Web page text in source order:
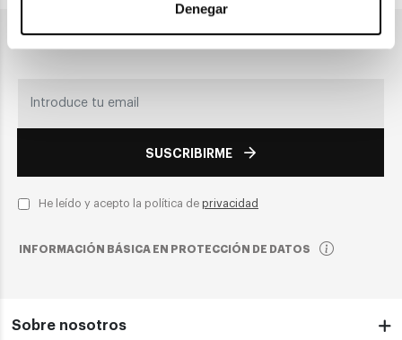
Denegar
Únete a nuestra newsletter
SUSCRIBIRME
He leído y acepto la política de privacidad
INFORMACIÓN BÁSICA EN PROTECCIÓN DE DATOS
Sobre nosotros